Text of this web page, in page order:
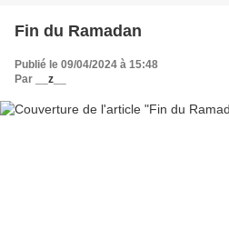
Fin du Ramadan
Publié le 09/04/2024 à 15:48
Par
__z__